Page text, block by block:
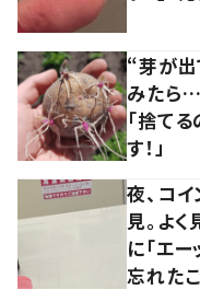
“芽が出
みたら
「捨て
す！」
夜、コ
見。よ
に「エー
忘れたこ